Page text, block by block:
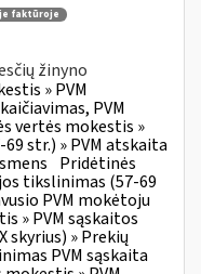
faktūroje
žinyno
» PVM
PVM
vertės mokestis »
str.) » PVM atskaita
Pridėtinės
tikslinimas (57-69
PVM mokėtoju
» PVM sąskaitos
» Prekių
PVM sąskaita